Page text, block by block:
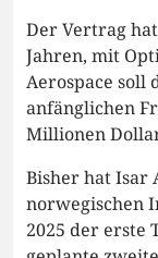
Der Vertrag
Jahren, mit
Aerospace soll
anfänglichen
Millionen
Bisher hat Isar
norwegischen
2025 der erste